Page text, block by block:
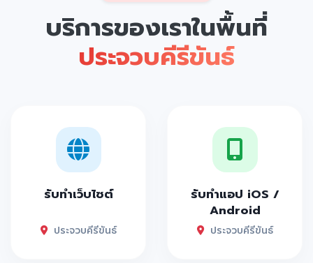
บริการของเราในพื้นที่
ประจวบคีรีขันธ์
รับทำเว็บไซต์
ประจวบคีรีขันธ์
รับทำแอป iOS /
Android
ประจวบคีรีขันธ์